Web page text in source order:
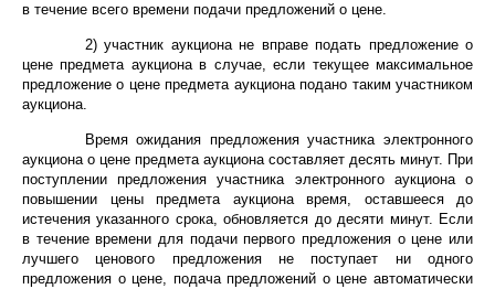
в течение всего времени подачи предложений о цене.
2) участник аукциона не вправе подать предложение о
цене предмета аукциона в случае, если текущее максимальное
предложение о цене предмета аукциона подано таким участником
аукциона.
Время ожидания предложения участника электронного
аукциона о цене предмета аукциона составляет десять минут. При
поступлении предложения участника электронного аукциона о
повышении цены предмета аукциона время, оставшееся до
истечения указанного срока, обновляется до десяти минут. Если
в течение времени для подачи первого предложения о цене или
лучшего ценового предложения не поступает ни одного
предложения о цене, подача предложений о цене автоматически